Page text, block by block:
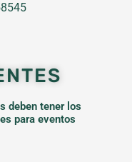
deben tener los
para eventos